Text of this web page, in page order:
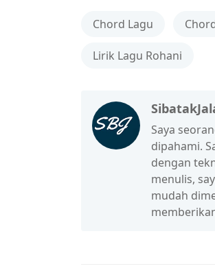
Chord Lagu
Lirik Lagu Rohani
Saya
dipahami.
dengan
menulis,
mudah